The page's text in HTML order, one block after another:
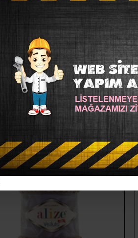
SM-V-216-Mimoza
ALIZE VELLUTO 216 MIMOZA
54,00TL
SEPETE EKLE
Soru Sor